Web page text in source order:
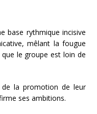
base rythmique incisive
mêlant la fougue
le groupe est loin de
la promotion de leur
ses ambitions.